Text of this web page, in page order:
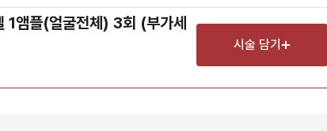
앰플(얼굴전체) 3회 (부가세
시술 담기